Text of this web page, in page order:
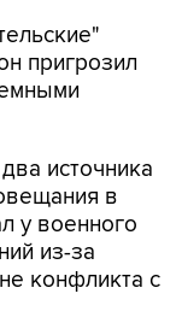
пригрозил
источника
в
у военного
из-за
конфликта с